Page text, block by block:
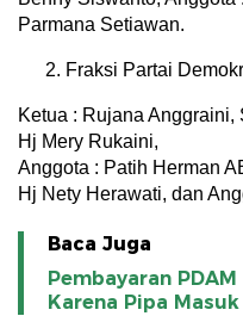
Parmana Setiawan.
Fraksi Partai
Ketua : Rujana Anggraini,
Hj Mery Rukaini,
Anggota : Patih Herman
Hj Nety Herawati, dan
Baca Juga
Pembayaran
Karena Pipa